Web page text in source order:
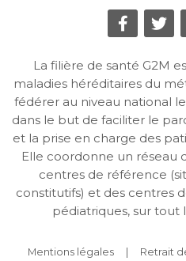
La filière de santé G2M
maladies héréditaires du
fédérer au niveau national
dans le but de faciliter le
et la prise en charge des
Elle coordonne un réseau
centres de référence
constitutifs) et des centres
pédiatriques, sur tout
Mentions légales
Retrait